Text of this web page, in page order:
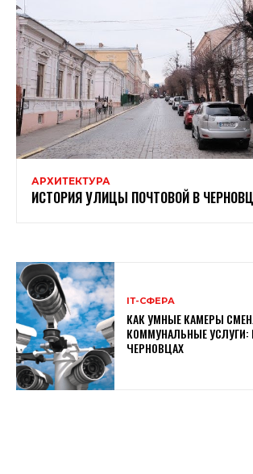
АРХИТЕКТУРА
ИСТОРИЯ УЛИЦЫ ПОЧТОВОЙ В
ІТ-СФЕРА
КАК УМНЫЕ КАМЕРЫ
КОММУНАЛЬНЫЕ УСЛУГИ:
ЧЕРНОВЦАХ